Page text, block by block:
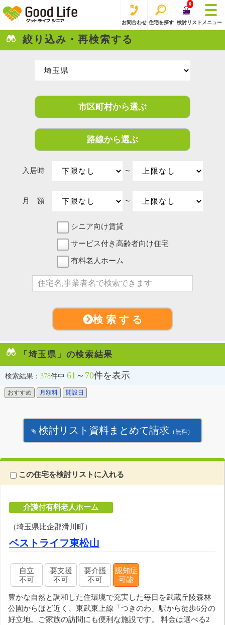
お問合わせ 住宅を探す
0
検討リスト メニュー
絞り込み・再検索する
市区町村から選ぶ
路線から選ぶ
入居時 〜
月 額 〜
シニア向け賃貸
サービス付き高齢者向け住宅
有料老人ホーム
検 索 す る
「埼玉県」の検索結果
検索結果： 378件中 61 ～ 70件を表示
おすすめ 月額料 開設日
検討リスト資料まとめて請求 （無料）
この住宅を検討リストに入れる
介護付有料老人ホーム
（埼玉県比企郡滑川町）
ベストライフ東松山
自立
不可
要支援
不可
要介護
不可
認知症
可能
豊かな自然と調和した住環境で充実した毎日を武蔵丘陵森林
公園からほど近く、東武東上線「つきのわ」駅から徒歩6分の
好立地。ご家族の訪問にも便利な施設です。 料金は選べる2